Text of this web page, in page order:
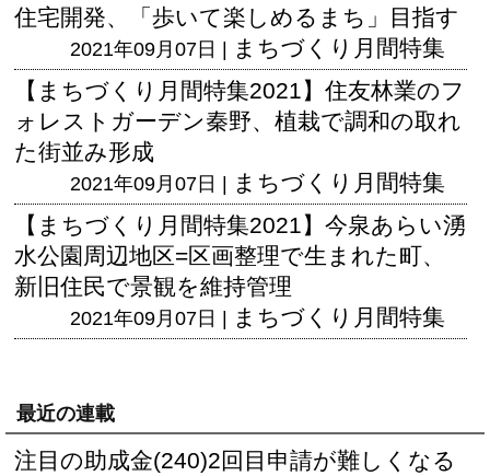
住宅開発、「歩いて楽しめるまち」目指す
2021年09月07日 | まちづくり月間特集
【まちづくり月間特集2021】住友林業のフ
ォレストガーデン秦野、植栽で調和の取れ
た街並み形成
2021年09月07日 | まちづくり月間特集
【まちづくり月間特集2021】今泉あらい湧
水公園周辺地区=区画整理で生まれた町、
新旧住民で景観を維持管理
2021年09月07日 | まちづくり月間特集
最近の連載
注目の助成金(240)2回目申請が難しくなる